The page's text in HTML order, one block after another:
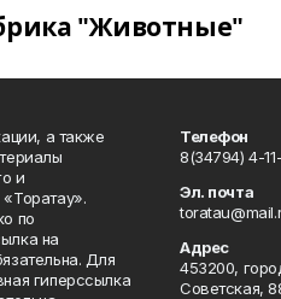
"Животные"
а также
и
по
на
Для
гиперссылка
Телефон
8(34794) 4-
Эл. почта
Адрес
453200,
Советская,